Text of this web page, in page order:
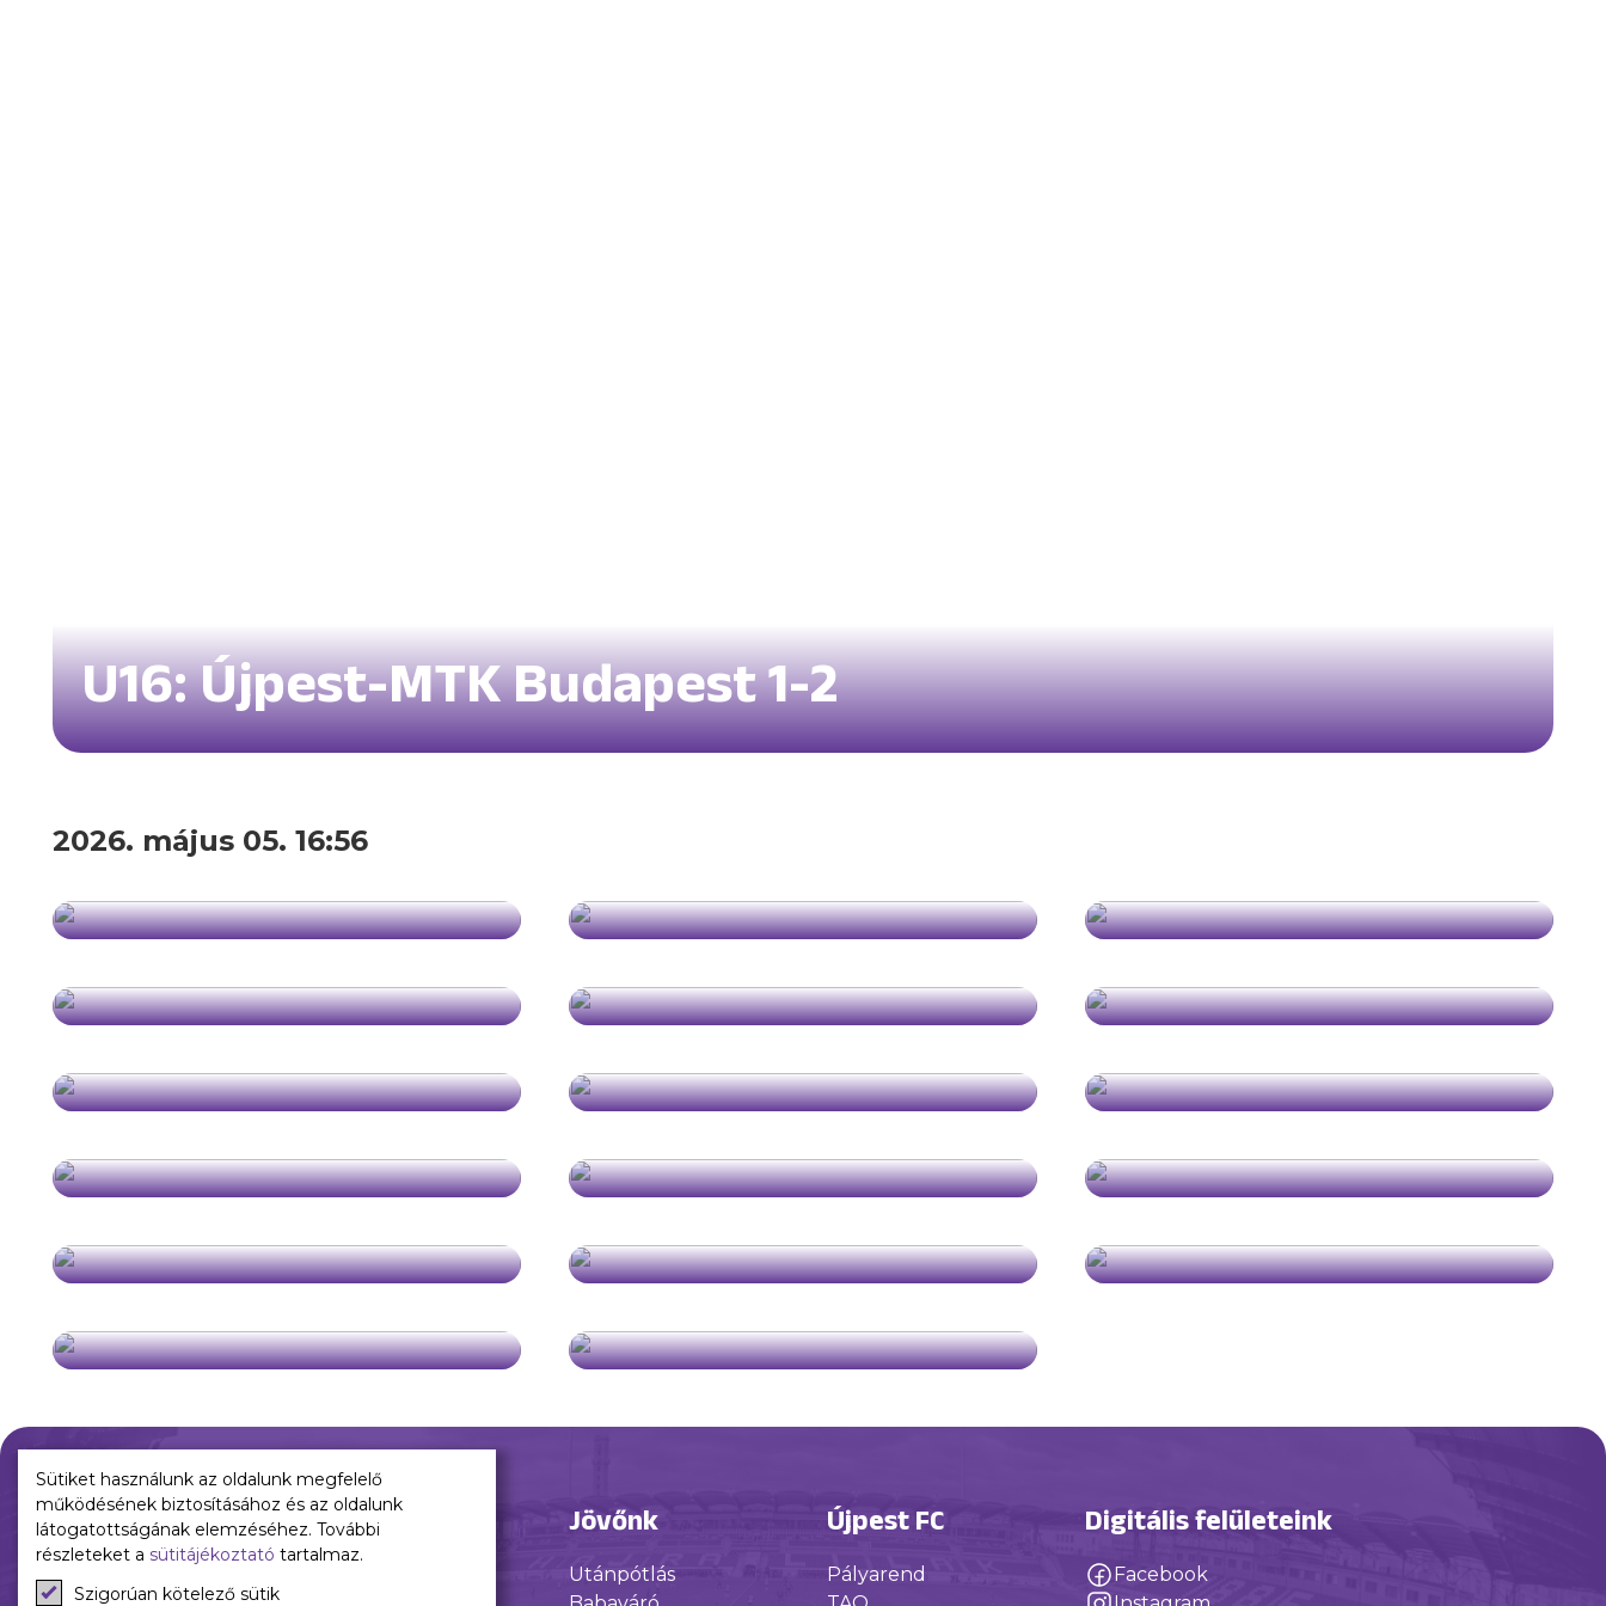
U16: Újpest-MTK Budapest 1-2
2026. május 05. 16:56
Múltunk
Történelmünk
Jelenünk Jövőnk
Utánpótlás
Újpest FC
Pályarend
Digitális felületeink
Facebook
Sütiket használunk az oldalunk megfelelő
működésének biztosításához és az oldalunk
látogatottságának elemzéséhez. További
részleteket a sütitájékoztató tartalmaz.
Szigorúan kötelező sütik